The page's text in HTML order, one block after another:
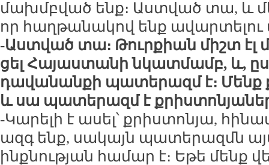
մախ­մբ­ված ենք։ Աստ­ված տա, և
որ հաղ­թա­նա­կով ենք
-Աստ­ված տա։ Թուր­քիան միշտ էլ
ցել Հա­յաս­տա­նի նկատ­մամբ, և,
դա­վա­նան­քի պա­տե­րազմ է։ Մենք
և սա պա­տե­րազմ է
-Կա­րե­լի է ա­սել՝ քրիս­տո­նյա,
ազգ ենք, սա­կայն պա­տե­րազմն
ինք­նու­թյան հա­մար է։ Ե­թե մենք